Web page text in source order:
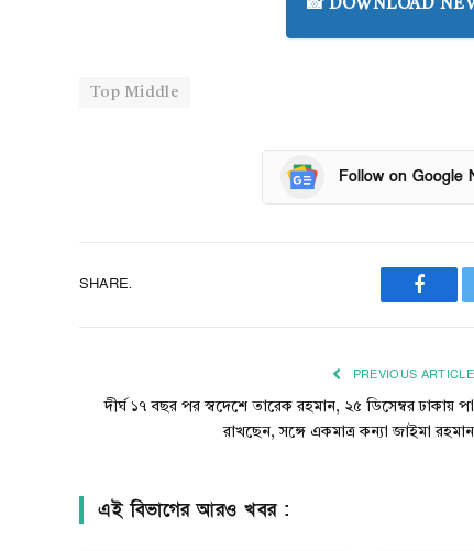
📸 DOWNLOAD
Top Middle
Follow on Google
SHARE.
PREVIOUS ARTICLE
দীর্ঘ ১৭ বছর পর স্বদেশে তারেক রহমান, ২৫ ডিসেম্বর ঢাকায় পা
রাখছেন, সঙ্গে একমাত্র কন্যা জাইমা রহমান
এই বিভাগের আরও খবর :